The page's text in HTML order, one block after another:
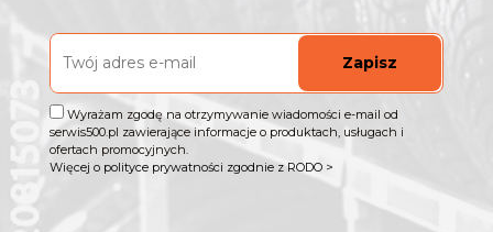
Zapisz
Wyrażam zgodę na otrzymywanie wiadomości e-mail od
serwis500.pl zawierające informacje o produktach, usługach i
ofertach promocyjnych.
Więcej o polityce prywatności zgodnie z RODO >